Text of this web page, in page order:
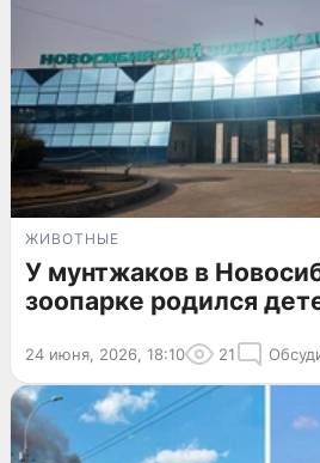
ЖИВОТНЫЕ
У мунтжаков в
зоопарке родился
24 июня, 2026, 18:10 21